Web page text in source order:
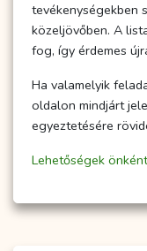
tevékenységekben
közeljövőben. A
fog, így érdemes
Ha valamelyik
oldalon mindjárt
egyeztetésére
Lehetőségek